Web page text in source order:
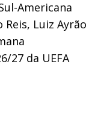
Americana
Luiz Ayrão
27 da UEFA